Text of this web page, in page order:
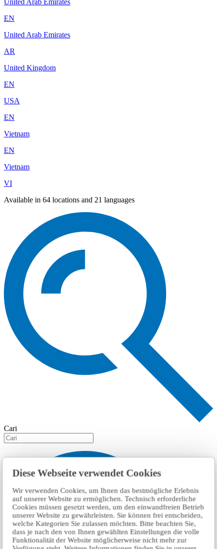
Diese Webseite verwendet Cookies
Wir verwenden Cookies, um Ihnen das bestmögliche Erlebnis
auf unserer Website zu ermöglichen. Technisch erforderliche
Cookies müssen gesetzt werden, um den einwandfreien Betrieb
unserer Website zu gewährleisten. Sie können frei entscheiden,
welche Kategorien Sie zulassen möchten. Bitte beachten Sie,
dass je nach den von Ihnen gewählten Einstellungen die volle
Funktionalität der Website möglicherweise nicht mehr zur
United Arab Emirates
EN
United Arab Emirates
AR
United Kingdom
EN
USA
EN
Vietnam
EN
Vietnam
VI
Available in 64 locations and 21 languages
Cari